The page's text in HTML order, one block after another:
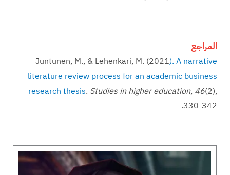
المراجع
Juntunen, M., & Lehenkari, M. (2021). A narrative
literature review process for an academic business
research thesis. Studies in higher education, 46(2),
330-342.‏